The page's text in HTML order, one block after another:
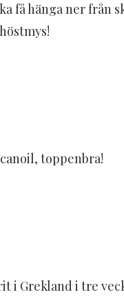
få hänga ner från
toppenbra!
i Grekland i tre